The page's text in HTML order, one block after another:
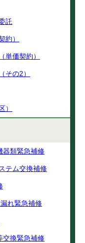
託
約）
単価契約）
その2）
）
器類緊急補修
テム交換補修
れ緊急補修
交換緊急補修